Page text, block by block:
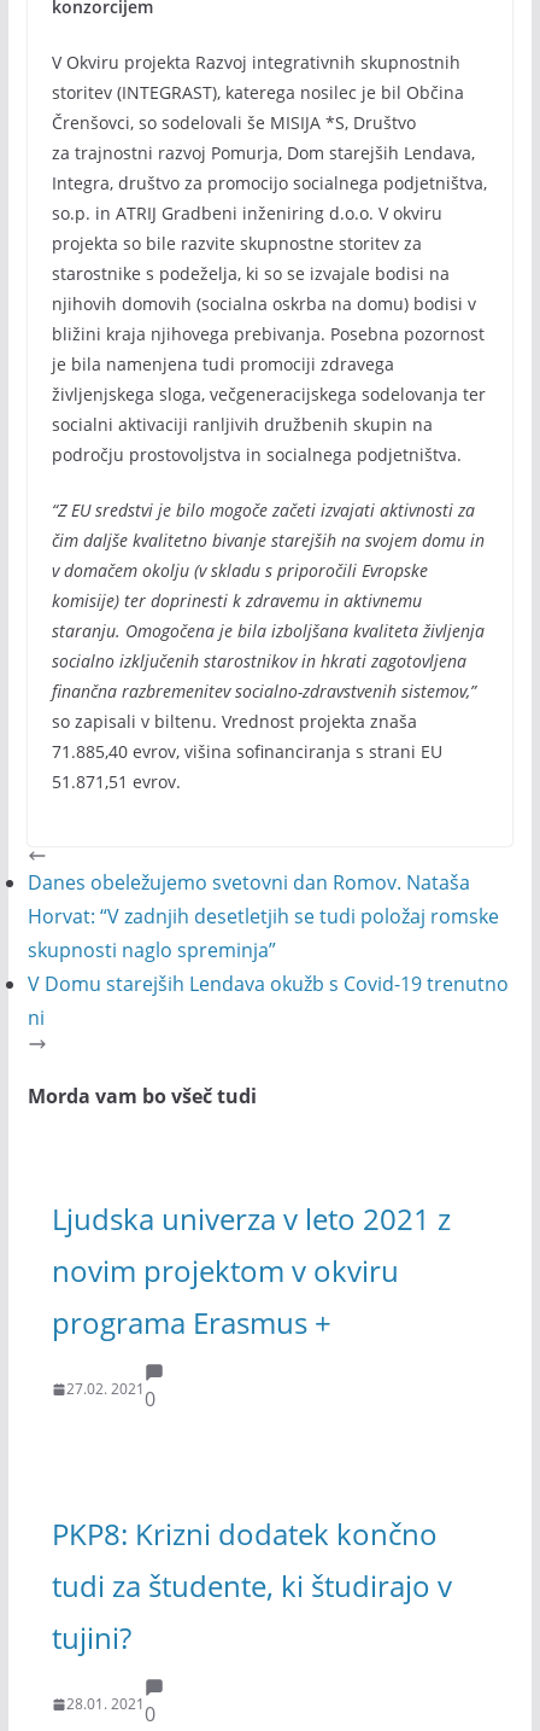
konzorcijem
V Okviru projekta Razvoj integrativnih skupnostnih
storitev (INTEGRAST), katerega nosilec je bil Občina
Črenšovci, so sodelovali še MISIJA *S, Društvo
za trajnostni razvoj Pomurja, Dom starejših Lendava,
Integra, društvo za promocijo socialnega podjetništva,
so.p. in ATRIJ Gradbeni inženiring d.o.o. V okviru
projekta so bile razvite skupnostne storitev za
starostnike s podeželja, ki so se izvajale bodisi na
njihovih domovih (socialna oskrba na domu) bodisi v
bližini kraja njihovega prebivanja. Posebna pozornost
je bila namenjena tudi promociji zdravega
življenjskega sloga, večgeneracijskega sodelovanja ter
socialni aktivaciji ranljivih družbenih skupin na
področju prostovoljstva in socialnega podjetništva.
“Z EU sredstvi je bilo mogoče začeti izvajati aktivnosti za
čim daljše kvalitetno bivanje starejših na svojem domu in
v domačem okolju (v skladu s priporočili Evropske
komisije) ter doprinesti k zdravemu in aktivnemu
staranju. Omogočena je bila izboljšana kvaliteta življenja
socialno izključenih starostnikov in hkrati zagotovljena
finančna razbremenitev socialno-zdravstvenih sistemov,”
so zapisali v biltenu. Vrednost projekta znaša
71.885,40 evrov, višina sofinanciranja s strani EU
51.871,51 evrov.
Danes obeležujemo svetovni dan Romov. Nataša
Horvat: “V zadnjih desetletjih se tudi položaj romske
skupnosti naglo spreminja”
V Domu starejših Lendava okužb s Covid-19 trenutno
ni
Morda vam bo všeč tudi
Ljudska univerza v leto 2021 z
novim projektom v okviru
programa Erasmus +
27.02. 20210
PKP8: Krizni dodatek končno
tudi za študente, ki študirajo v
tujini?
28.01. 20210